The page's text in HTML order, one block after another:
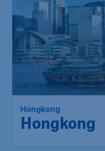
Hongkong
Hongkong